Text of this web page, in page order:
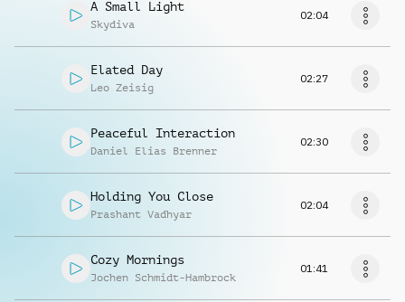
A Small Light
Skydiva
02:04
Elated Day
Leo Zeisig
02:27
Peaceful Interaction
Daniel Elias Brenner
02:30
Holding You Close
Prashant Vadhyar
02:04
Cozy Mornings
Jochen Schmidt-Hambrock
01:41